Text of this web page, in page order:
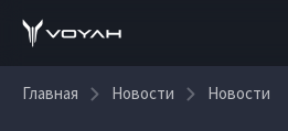
Главная Новости Новости